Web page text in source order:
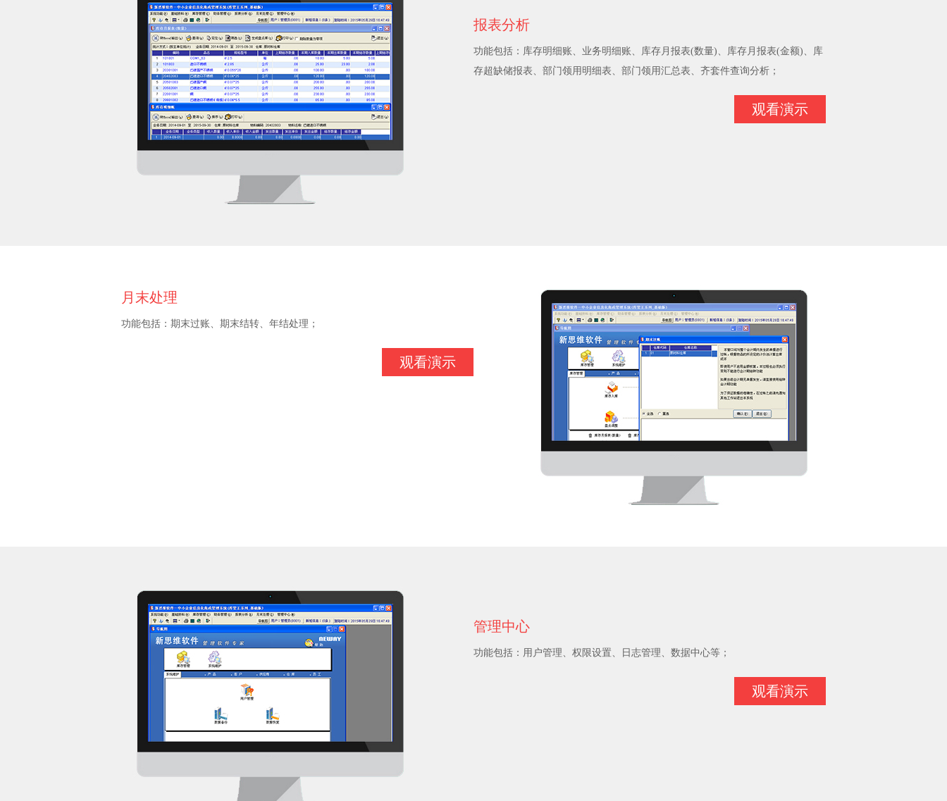
报表分析
功能包括：库存明细账、业务明细账、库存月报表(数量)、库存月报表(金额)、库
存超缺储报表、部门领用明细表、部门领用汇总表、齐套件查询分析；
观看演示
月末处理
功能包括：期末过账、期末结转、年结处理；
观看演示
管理中心
功能包括：用户管理、权限设置、日志管理、数据中心等；
观看演示